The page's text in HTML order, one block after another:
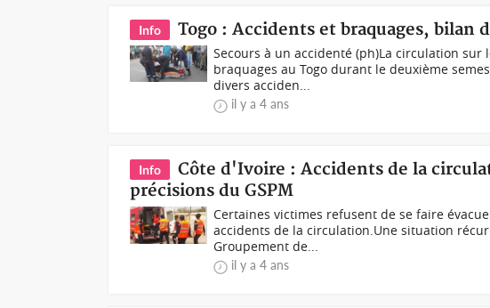
Info Togo : Accidents et braquages, bilan
Secours à un accidenté (ph)La circulation
braquages au Togo durant le deuxième
divers acciden...
il y a 4 ans
Info
Côte d'Ivoire : Accidents de la
précisions du GSPM
Certaines victimes refusent de se faire
accidents de la circulation.Une situation
Groupement de...
il y a 4 ans